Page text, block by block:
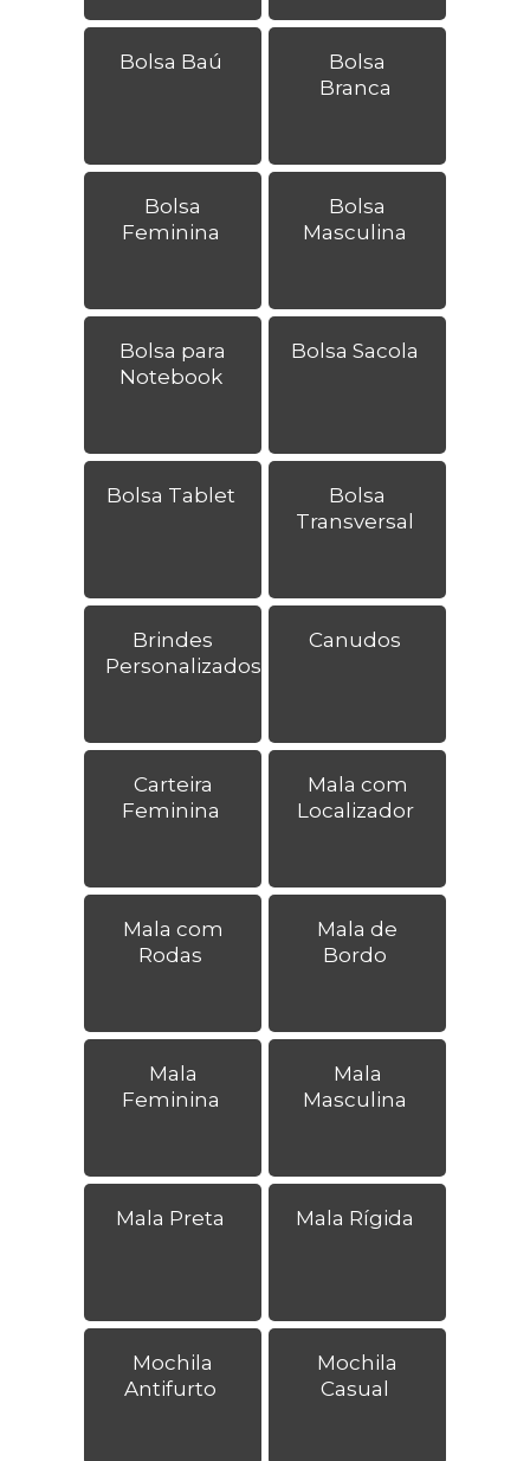
Bolsa Baú
Bolsa
Branca
Bolsa
Feminina
Bolsa
Masculina
Bolsa para
Notebook
Bolsa Sacola
Bolsa Tablet
Bolsa
Transversal
Brindes
Personalizados
Canudos
Carteira
Feminina
Mala com
Localizador
Mala com
Rodas
Mala de
Bordo
Mala
Feminina
Mala
Masculina
Mala Preta Mala Rígida
Mochila
Antifurto
Mochila
Casual